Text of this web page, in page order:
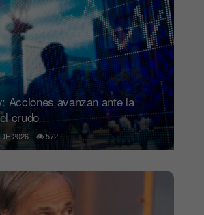
Acciones avanzan ante la
crudo
2026 572